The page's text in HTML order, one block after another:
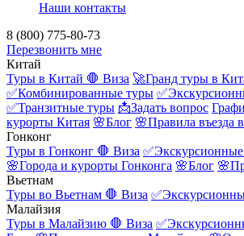
Наши контакты
8 (800) 775-80-73
Перезвонить мне
Китай
Туры в Китай 🛑 Виза 🚀Гранд туры в
✅Комбинированные туры
✅Транзитные туры 📩Задать вопрос
курорты Китая 🌸Блог 🌸Правила въезда
Гонконг
Туры в Гонконг 🛑 Виза
🌸Города и курорты Гонконга 🌸Блог
Вьетнам
Туры во Вьетнам 🛑 Виза
Малайзия
Туры в Малайзию 🛑 Виза